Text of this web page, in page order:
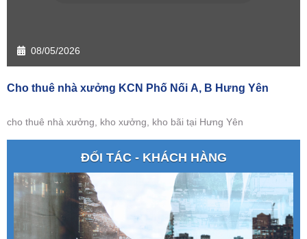
08/05/2026
Cho thuê nhà xưởng KCN Phố Nối A, B Hưng Yên
cho thuê nhà xưởng, kho xưởng, kho bãi tại Hưng Yên
ĐỐI TÁC - KHÁCH HÀNG